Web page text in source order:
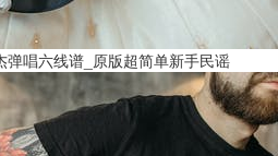
唱六线谱_原版超简单新手民谣